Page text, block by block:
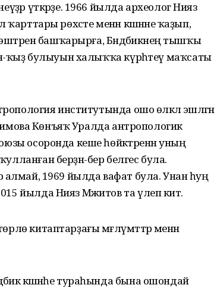
үткәрҙе. 1966 йылда археолог Нияз
рөхсәте менән кәшәнәне ҡаҙып,
башҡарырға, Бәндәбикәнең тышҡы
ҡыҙ булыуын халыҡҡа күрһәтеү маҡсаты
институтында ошо өлкәлә эшләгән
Көнъяҡ Уралда антропологик
осоронда кеше һөйәктәренән уның
берҙән-бер белгес була.
алмай, 1969 йылда вафат була. Унан һуң
йылда Нияз Мәжитов та үлеп китә.
китаптарҙағы мәғлүмәттәр менән
кәшәнәһе тураһында бына ошондай